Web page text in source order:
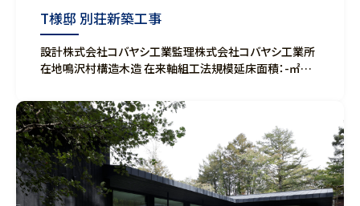
T様邸 別荘新築工事
設計株式会社コバヤシ工業監理株式会社コバヤシ工業所
在地鳴沢村構造木造 在来軸組工法規模延床面積：-㎡完